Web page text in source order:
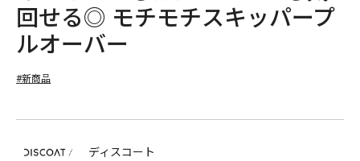
回せる◎ モチモチスキッパープ
ルオーバー
#新商品
ディスコート